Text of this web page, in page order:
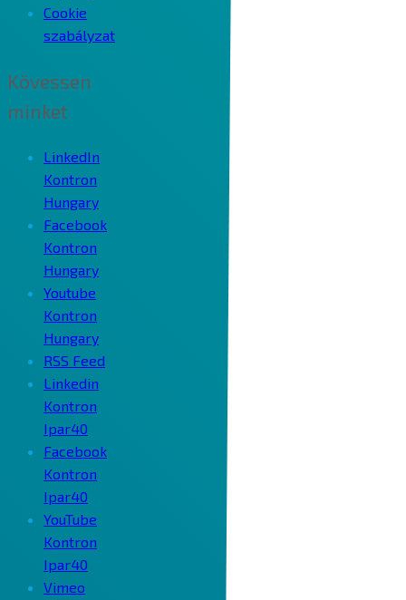
Cookie
szabályzat
Kövessen
minket
LinkedIn
Kontron
Hungary
Facebook
Kontron
Hungary
Youtube
Kontron
Hungary
RSS Feed
Linkedin
Kontron
Ipar40
Facebook
Kontron
Ipar40
YouTube
Kontron
Ipar40
Vimeo